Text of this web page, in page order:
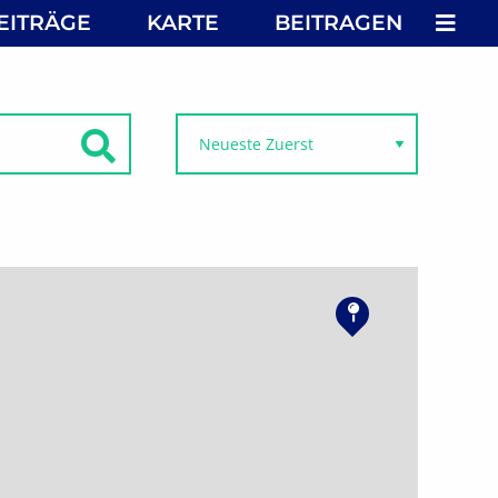
KARTE BEITRAGEN
SUCHEN